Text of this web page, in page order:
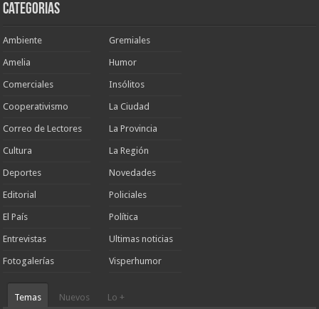
Categorias
Ambiente
Amelia
Comerciales
Cooperativismo
Correo de Lectores
Cultura
Deportes
Editorial
El País
Entrevistas
Fotogalerías
Gremiales
Humor
Insólitos
La Ciudad
La Provincia
La Región
Novedades
Policiales
Política
Ultimas noticias
Visperhumor
Temas Nuevos Lo +